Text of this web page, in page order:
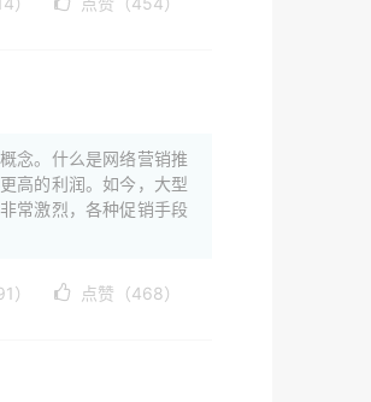
念。什么是网络营销推
高的利润。如今，大型
常激烈，各种促销手段
） 点赞（468）